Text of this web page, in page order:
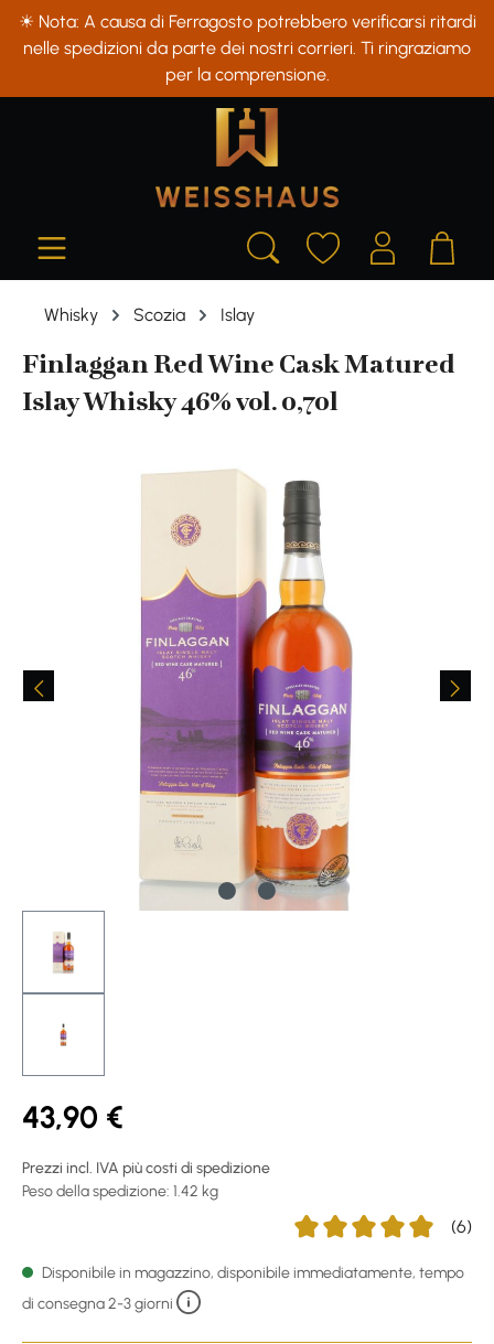
content
☀ Nota: A causa di Ferragosto potrebbero verificarsi ritardi
nelle spedizioni da parte dei nostri corrieri. Ti ringraziamo
per la comprensione.
Whisky Scozia Islay
Finlaggan Red Wine Cask Matured
Islay Whisky 46% vol. 0,70l
Skip image gallery
43,90 €
Prezzi incl. IVA più costi di spedizione
Peso della spedizione: 1.42 kg
(6)
Disponibile in magazzino, disponibile immediatamente, tempo
di consegna 2-3 giorni